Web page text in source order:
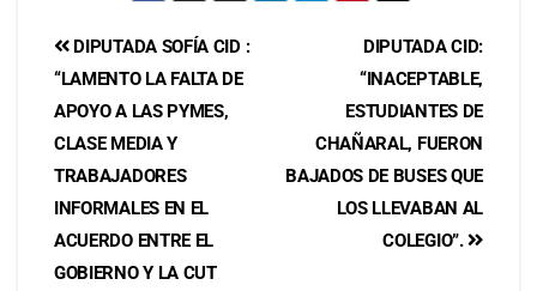
DIPUTADA CID:
“INACEPTABLE,
ESTUDIANTES DE
CHAÑARAL, FUERON
BAJADOS DE BUSES QUE
LOS LLEVABAN AL
COLEGIO”.
DIPUTADA SOFÍA CID :
“LAMENTO LA FALTA DE
APOYO A LAS PYMES,
CLASE MEDIA Y
TRABAJADORES
INFORMALES EN EL
ACUERDO ENTRE EL
GOBIERNO Y LA CUT